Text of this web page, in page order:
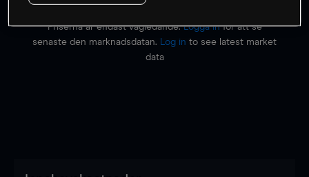
Priserna är endast vägledande.Logga inför att se
senaste den marknadsdatan.
Log in to see latest market
data